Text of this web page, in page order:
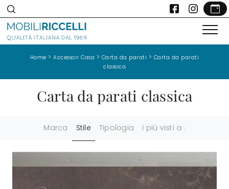
Home >Accessori Casa > Carta da parati > Carta da parati
classica
Carta da parati classica
Marca Stile Tipologia I più visti a :